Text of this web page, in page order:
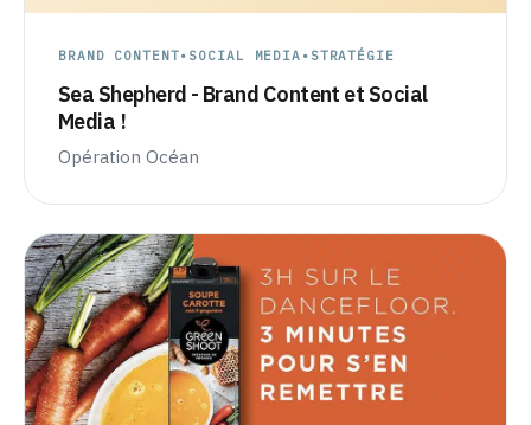
BRAND CONTENT• SOCIAL MEDIA • STRATÉGIE
Sea Shepherd - Brand Content et Social
Media !
Opération Océan